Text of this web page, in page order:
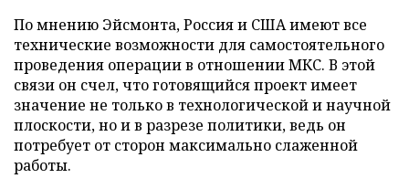
По мнению Эйсмонта, Россия и США имеют все
технические возможности для самостоятельного
проведения операции в отношении МКС. В этой
связи он счел, что готовящийся проект имеет
значение не только в технологической и научной
плоскости, но и в разрезе политики, ведь он
потребует от сторон максимально слаженной
работы.